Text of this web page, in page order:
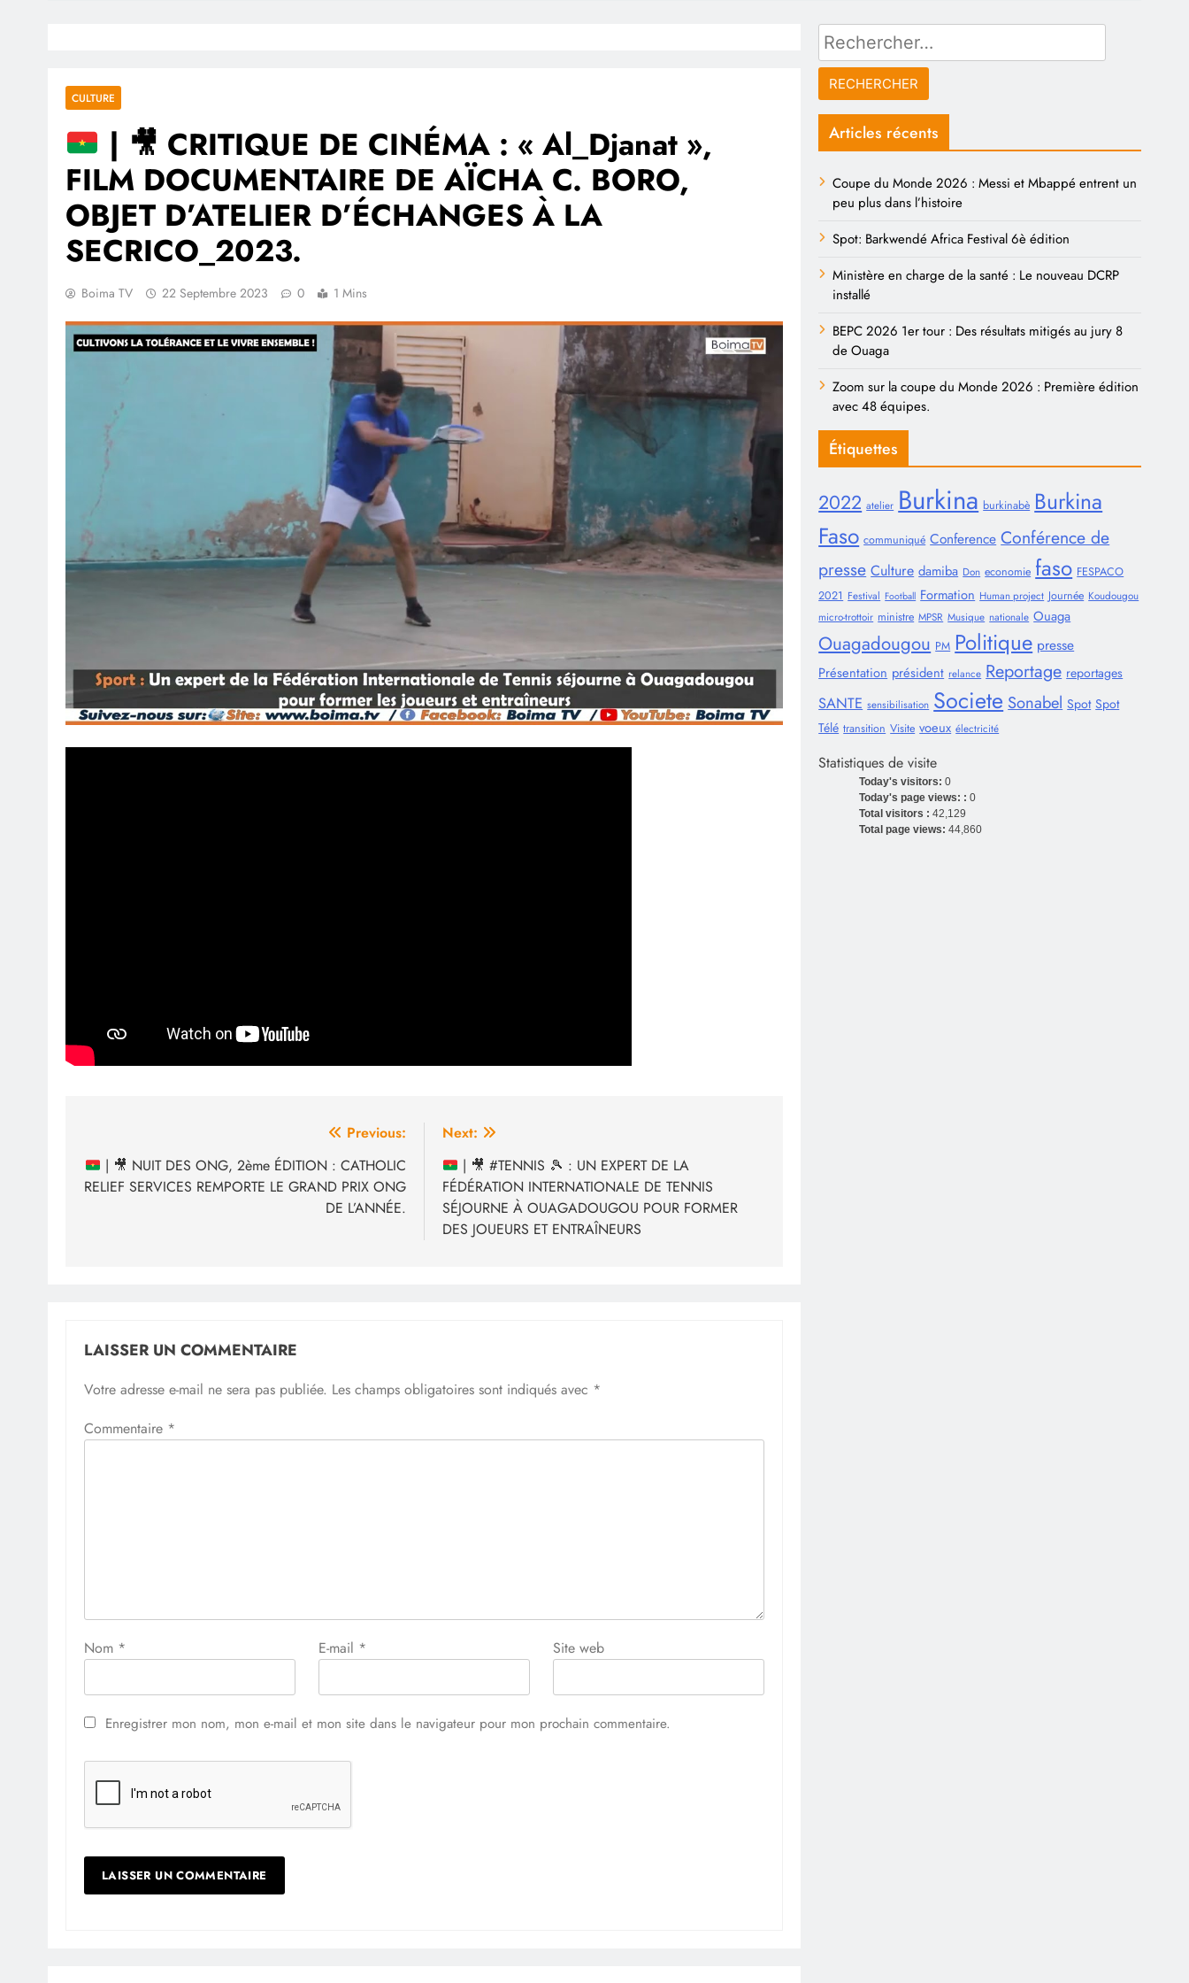
CULTURE
| 🎥 CRITIQUE DE CINÉMA : « Al_Djanat »,
FILM DOCUMENTAIRE DE AÏCHA C. BORO,
OBJET D’ATELIER D’ÉCHANGES À LA
SECRICO_2023.
Boima TV 22 Septembre 2023 0 1 Mins
de
l’article
Previous:
| 🎥 NUIT DES ONG, 2ème ÉDITION : CATHOLIC
RELIEF SERVICES REMPORTE LE GRAND PRIX ONG
DE L’ANNÉE.
Next:
| 🎥 #TENNIS 🎾 : UN EXPERT DE LA
FÉDÉRATION INTERNATIONALE DE TENNIS
SÉJOURNE À OUAGADOUGOU POUR FORMER
DES JOUEURS ET ENTRAÎNEURS
LAISSER UN COMMENTAIRE
Votre adresse e-mail ne sera pas publiée. Les champs obligatoires sont indiqués avec *
Commentaire *
Nom * E-mail * Site web
Enregistrer mon nom, mon e-mail et mon site dans le navigateur pour mon prochain commentaire.
Rechercher :
Articles récents
Coupe du Monde 2026 : Messi et Mbappé entrent un
peu plus dans l’histoire
Spot: Barkwendé Africa Festival 6è édition
Ministère en charge de la santé : Le nouveau DCRP
installé
BEPC 2026 1er tour : Des résultats mitigés au jury 8
de Ouaga
Zoom sur la coupe du Monde 2026 : Première édition
avec 48 équipes.
Étiquettes
2022 atelier Burkina burkinabè Burkina
Faso communiqué Conference Conférence de
presse Culture damiba Don economie faso FESPACO
2021 Festival Football Formation Human project Journée Koudougou
micro-trottoir ministre MPSR Musique nationale Ouaga
Ouagadougou PM Politique presse
Présentation président relance Reportage reportages
SANTE sensibilisation Societe Sonabel Spot Spot
Télé transition Visite voeux électricité
Statistiques de visite
Today's visitors:0
Today's page views: :0
Total visitors :42,129
Total page views:44,860